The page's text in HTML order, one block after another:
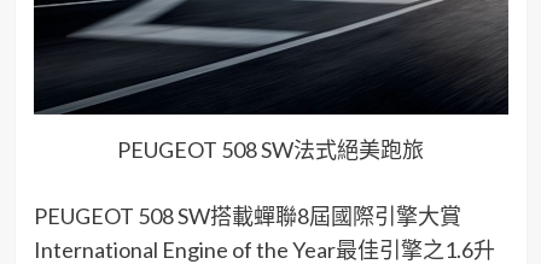
PEUGEOT 508 SW法式絕美跑旅
PEUGEOT 508 SW搭載蟬聯8屆國際引擎大賞
International Engine of the Year最佳引擎之1.6升